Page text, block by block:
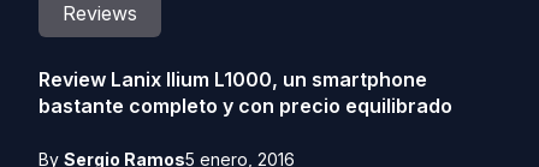
Reviews
Review Lanix Ilium L1000, un smartphone
bastante completo y con precio equilibrado
By Sergio Ramos5 enero, 2016